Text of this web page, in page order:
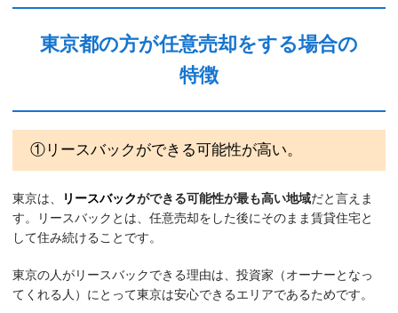
東京都の方が任意売却をする場合の
特徴
①リースバックができる可能性が高い。
東京は、 リースバックができる可能性が最も高い地域だと言えま
す。リースバックとは、任意売却をした後にそのまま賃貸住宅と
して住み続けることです。
東京の人がリースバックできる理由は、投資家（オーナーとなっ
てくれる人）にとって東京は安心できるエリアであるためです。